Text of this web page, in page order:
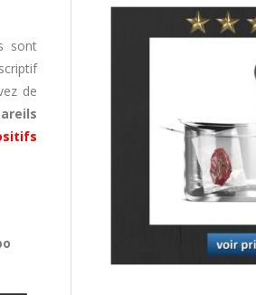
sont
de